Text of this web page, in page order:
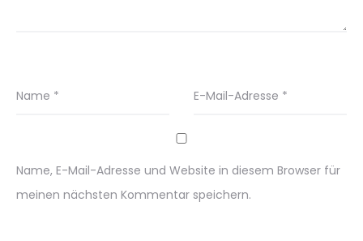
Name * E-Mail-Adresse *
Name, E-Mail-Adresse und Website in diesem Browser für
meinen nächsten Kommentar speichern.